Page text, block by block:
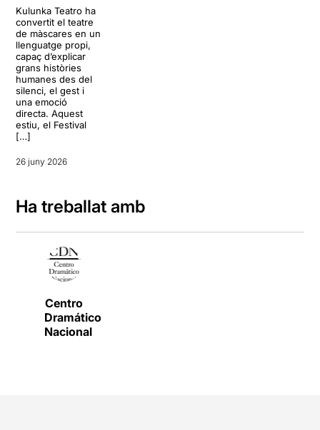
Kulunka Teatro ha
convertit el teatre
de màscares en un
llenguatge propi,
capaç d’explicar
grans històries
humanes des del
silenci, el gest i
una emoció
directa. Aquest
estiu, el Festival
[…]
26 juny 2026
Ha treballat amb
Centro
Dramático
Nacional